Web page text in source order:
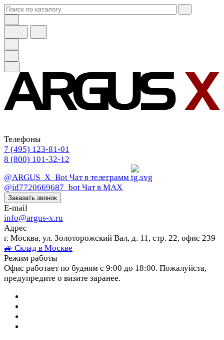
Телефоны
7 (495) 123-81-01
8 (800) 101-32-12
@ARGUS_X_Bot Чат в телеграмм
@id7720669687_bot Чат в МАХ
Заказать звонок
E-mail
info@argus-x.ru
Адрес
г. Москва, ул. Золоторожский Вал, д. 11, стр. 22, офис 239
🚙 Склад в Москве
Режим работы
Офис работает по будням с 9:00 до 18:00. Пожалуйста,
предупредите о визите заранее.